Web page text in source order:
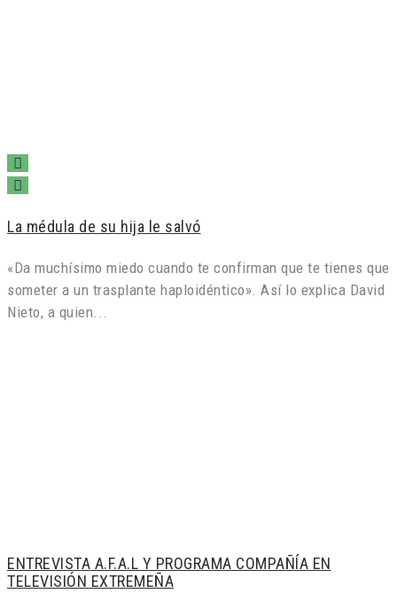
La médula de su hija le salvó
«Da muchísimo miedo cuando te confirman que te tienes que
someter a un trasplante haploidéntico». Así lo explica David
Nieto, a quien...
ENTREVISTA A.F.A.L Y PROGRAMA COMPAÑÍA EN
TELEVISIÓN EXTREMEÑA